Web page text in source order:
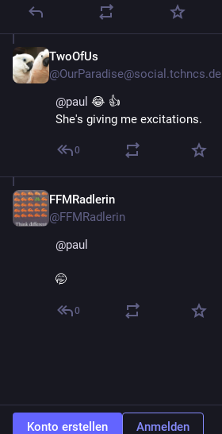
TwoOfUs
@OurParadise@social.tchncs.de
@paul 😂 👍
She's giving me excitations.
0
FFMRadlerin
@FFMRadlerin
@paul
🤭
0
Konto erstellen Anmelden